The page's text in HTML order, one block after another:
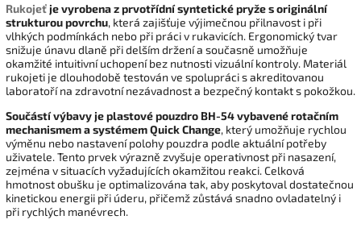
Rukojeť je vyrobena z prvotřídní syntetické pryže s originální
strukturou povrchu, která zajišťuje výjimečnou přilnavost i při
vlhkých podmínkách nebo při práci v rukavicích. Ergonomický tvar
snižuje únavu dlaně při delším držení a současně umožňuje
okamžité intuitivní uchopení bez nutnosti vizuální kontroly. Materiál
rukojeti je dlouhodobě testován ve spolupráci s akreditovanou
laboratoří na zdravotní nezávadnost a bezpečný kontakt s pokožkou.
Součástí výbavy je plastové pouzdro BH-54 vybavené rotačním
mechanismem a systémem Quick Change, který umožňuje rychlou
výměnu nebo nastavení polohy pouzdra podle aktuální potřeby
uživatele. Tento prvek výrazně zvyšuje operativnost při nasazení,
zejména v situacích vyžadujících okamžitou reakci. Celková
hmotnost obušku je optimalizována tak, aby poskytoval dostatečnou
kinetickou energii při úderu, přičemž zůstává snadno ovladatelný i
při rychlých manévrech.